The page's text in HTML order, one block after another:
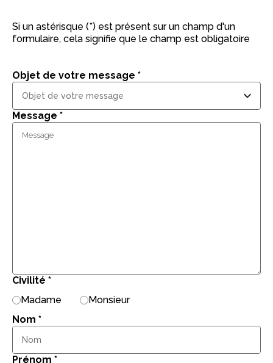
Si un astérisque (*) est présent sur un champ d'un
formulaire, cela signifie que le champ est obligatoire
Objet de votre message *
Message *
Civilité *
Madame
Monsieur
Nom *
Prénom *